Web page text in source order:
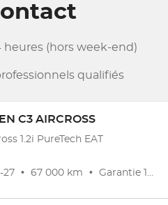
heures (hors week-end)
qualifiés
C3 AIRCROSS
1.2i PureTech EAT
27 • 67 000 km • Garantie